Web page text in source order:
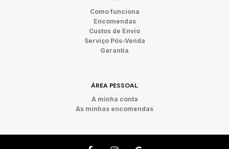
Como funciona
Encomendas
Custos de Envio
Serviço Pós-Venda
Garantia
ÁREA PESSOAL
A minha conta
As minhas encomendas